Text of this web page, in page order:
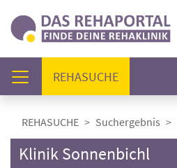
REHASUCHE(AKTUELL)
REHASUCHE Suchergebnis
Klinik Sonnenbichl